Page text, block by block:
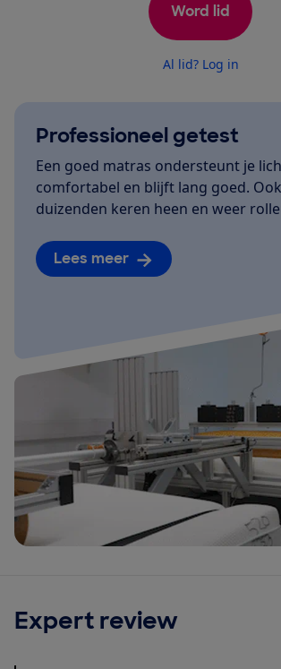
Word lid
Al lid? Log in
Professioneel getest
Een goed matras ondersteunt je
comfortabel en blijft lang goed.
duizenden keren heen en weer
Lees meer
Expert review